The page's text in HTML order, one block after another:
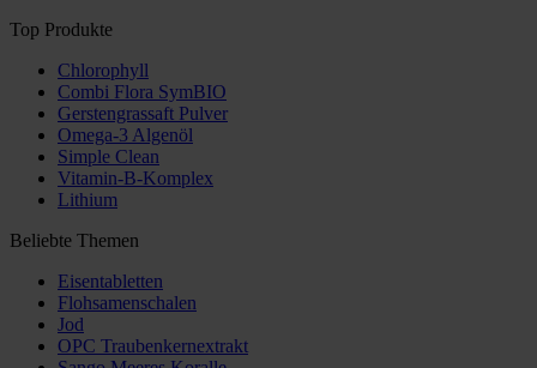
Top Produkte
Chlorophyll
Combi Flora SymBIO
Gerstengrassaft Pulver
Omega-3 Algenöl
Simple Clean
Vitamin-B-Komplex
Lithium
Beliebte Themen
Eisentabletten
Flohsamenschalen
Jod
OPC Traubenkernextrakt